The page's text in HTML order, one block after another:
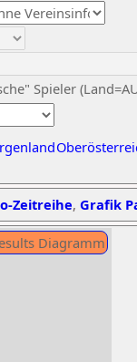
Spieler
Zeitreihe, Grafik